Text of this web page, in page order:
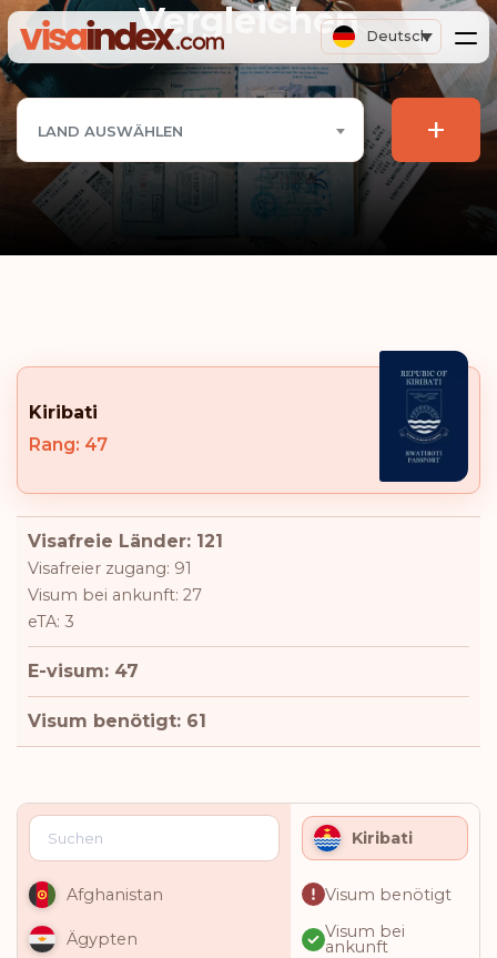
Deutsch
Vergleichen
LAND AUSWÄHLEN +
Kiribati
Rang: 47
Visafreie Länder: 121
Visafreier zugang: 91
Visum bei ankunft: 27
eTA: 3
E-visum: 47
Visum benötigt: 61
Kiribati
Afghanistan Visum benötigt
Ägypten Visum bei
ankunft